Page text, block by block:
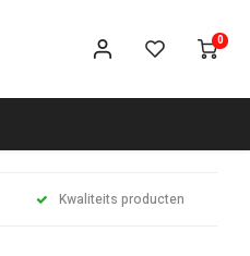
0
Kwaliteits producten